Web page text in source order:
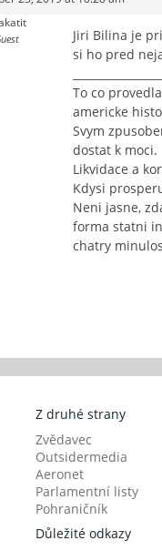
Jiri Bilina je
si ho pred
To co
americke
Svym
dostat k moci.
Likvidace a
Kdysi
Neni jasne,
forma statni
chatry
Z druhé strany
Zvědavec
Outsidermedia
Aeronet
Parlamentní listy
Pohraničník
Důležité odkazy